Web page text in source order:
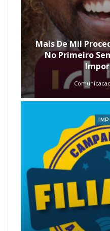
Mais De Mil
No Primeiro